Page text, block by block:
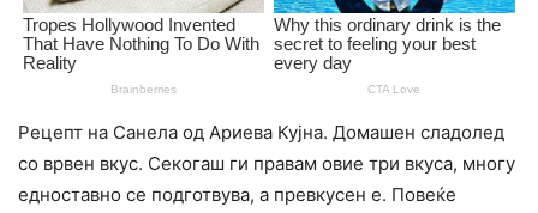
Рецепт на Санела од Ариева Кујна. Домашен сладолед
со врвен вкус. Секогаш ги правам овие три вкуса, многу
едноставно се подготвува, а превкусен е. Повеќе